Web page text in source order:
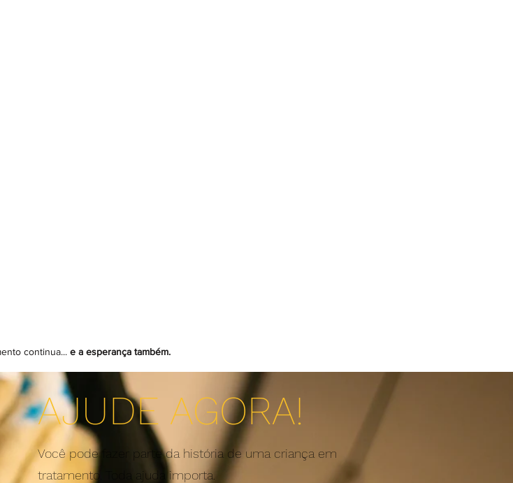
continua... e a esperança também.
AJUDE AGORA!
Você pode fazer parte da história de uma criança em
tratamento. Toda ajuda importa.